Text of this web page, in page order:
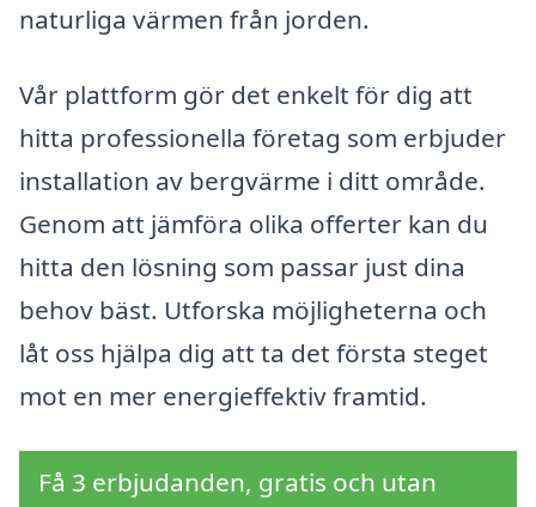
naturliga värmen från jorden.
Vår plattform gör det enkelt för dig att
hitta professionella företag som erbjuder
installation av bergvärme i ditt område.
Genom att jämföra olika offerter kan du
hitta den lösning som passar just dina
behov bäst. Utforska möjligheterna och
låt oss hjälpa dig att ta det första steget
mot en mer energieffektiv framtid.
Få 3 erbjudanden, gratis och utan